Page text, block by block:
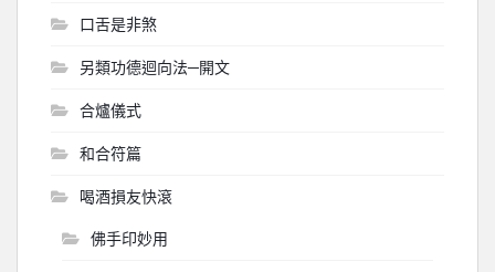
口舌是非煞
另類功德迴向法─開文
合爐儀式
和合符篇
喝酒損友快滾
佛手印妙用